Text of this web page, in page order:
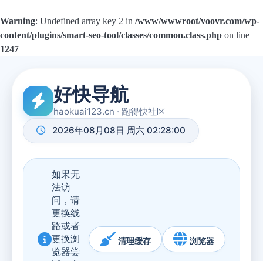
Warning: Undefined array key 2 in /www/wwwroot/voovr.com/wp-
content/plugins/smart-seo-tool/classes/common.class.php on line
1247